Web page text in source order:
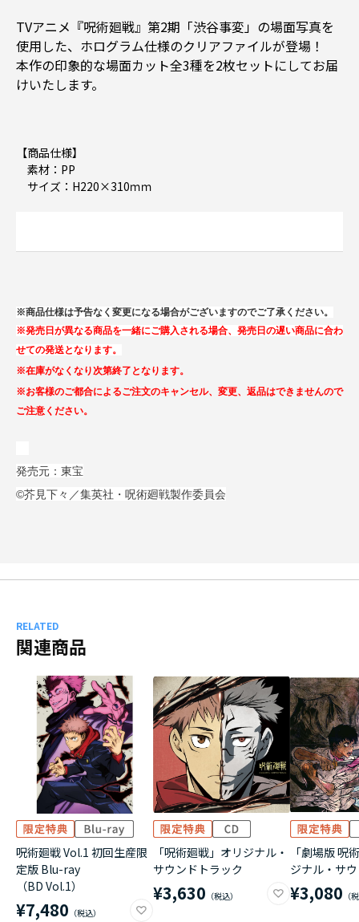
TVアニメ『呪術廻戦』第2期「渋谷事変」の場面写真を
使用した、ホログラム仕様のクリアファイルが登場！
本作の印象的な場面カット全3種を2枚セットにしてお届
けいたします。
【商品仕様】
素材：PP
サイズ：H220×310ｍｍ
※商品仕様は予告なく変更になる場合がございますのでご了承ください。
※発売日が異なる商品を一緒にご購入される場合、発売日の遅い商品に合わ
せての発送となります。
※在庫がなくなり次第終了となります。
※お客様のご都合によるご注文のキャンセル、変更、返品はできませんので
ご注意ください。
発売元：東宝
©芥見下々／集英社・呪術廻戦製作委員会
RELATED
関連商品
呪術廻戦 Vol.1 初回生産限
定版 Blu-ray
（BD Vol.1）
¥7,480
「呪術廻戦」オリジナル・
サウンドトラック
¥3,630
「劇場版 呪
ジナル・サ
¥3,080